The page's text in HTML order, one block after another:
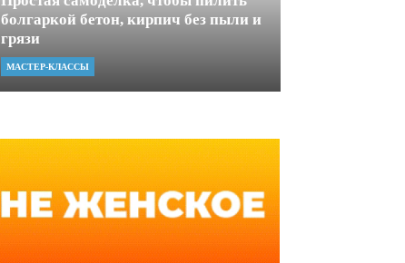
болгаркой бетон, кирпич без пыли и
грязи
МАСТЕР-КЛАССЫ